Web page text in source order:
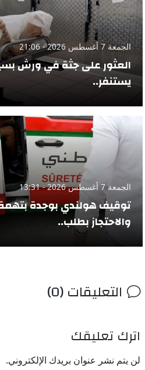
الجمعة 7 أغسطس 2026 - 21:06
العثور على جثة في ورش
يستنفر..
الجمعة 7 أغسطس 2026 - 13:31
توقيف هولندي بوجدة بتهمة
والاحتجاز بطلب..
التعليقات (0)
اترك تعليقك
لن يتم نشر عنوان بريدك الإلكتروني.